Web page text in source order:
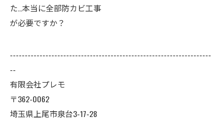
た…本当に全部防カビ工事
が必要ですか？
--------------------------------------------------------------------
--
有限会社プレモ
〒362-0062
埼玉県上尾市泉台3-17-28